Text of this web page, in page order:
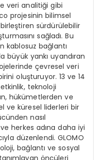
veri analitiği gibi
projesinin bilimsel
sürdürülebilir
sağladı. Bu
kablosuz bağlantı
büyük yankı uyandıran
çevresel veri
oluşturuyor. 13 ve 14
teknoloji
hükümetlerden ve
ve küresel liderleri bir
nasıl
herkes adına daha iyi
düzenlendi. GLOMO
bağlantı ve sosyal